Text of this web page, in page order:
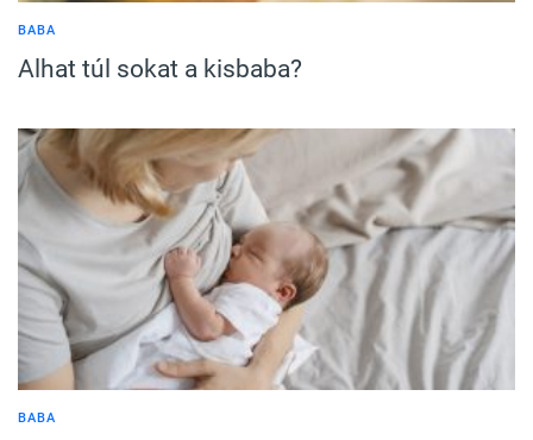
BABA
Alhat túl sokat a kisbaba?
BABA